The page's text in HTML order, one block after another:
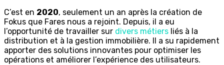
C’est en 2020, seulement un an après la création de
Fokus que Fares nous a rejoint. Depuis, il a eu
l’opportunité de travailler sur divers métiers liés à la
distribution et à la gestion immobilière. Il a su rapidement
apporter des solutions innovantes pour optimiser les
opérations et améliorer l’expérience des utilisateurs.